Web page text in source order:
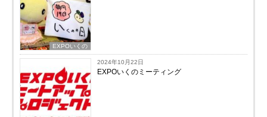
EXPOいくの
2024年10月22日
EXPOいくのミーティング